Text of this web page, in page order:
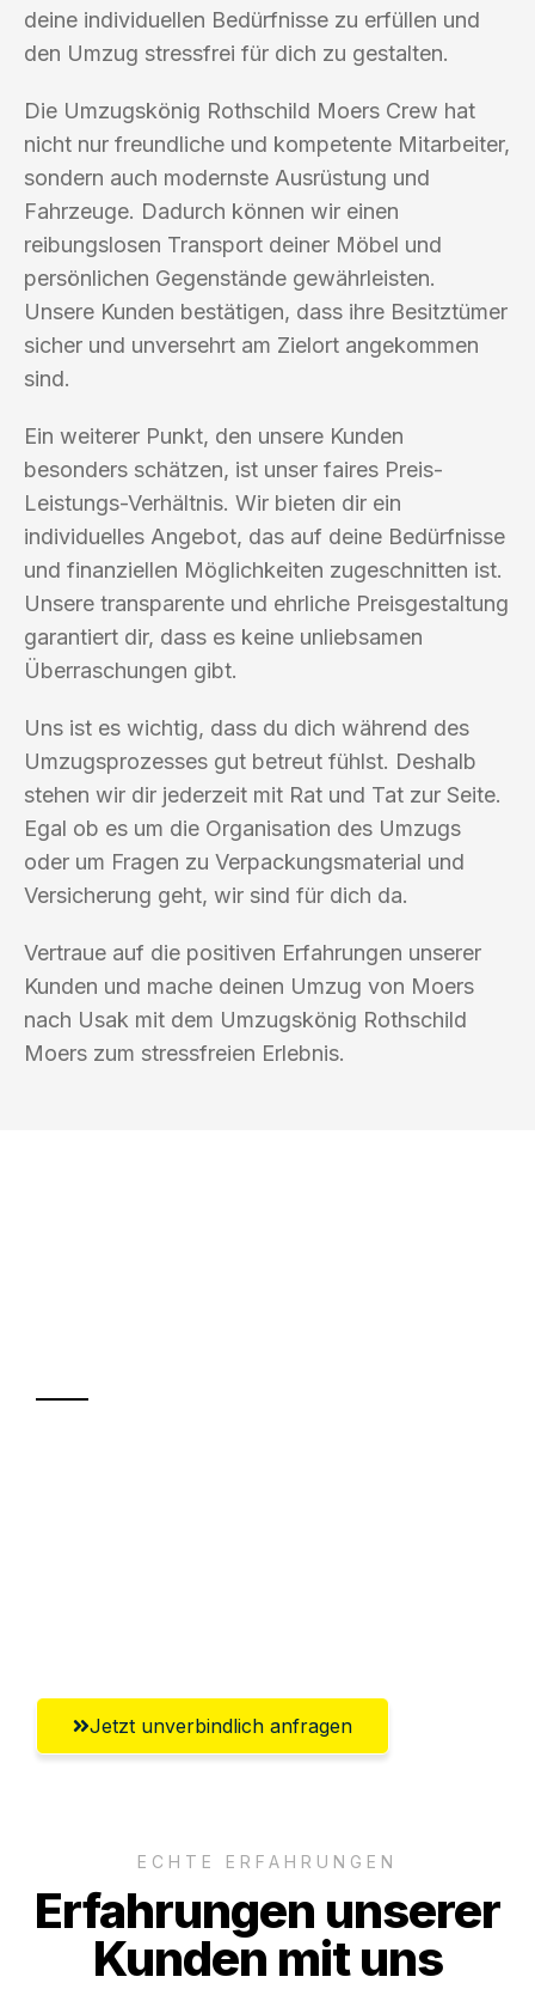
deine individuellen Bedürfnisse zu erfüllen und
den Umzug stressfrei für dich zu gestalten.
Die Umzugskönig Rothschild Moers Crew hat
nicht nur freundliche und kompetente Mitarbeiter,
sondern auch modernste Ausrüstung und
Fahrzeuge. Dadurch können wir einen
reibungslosen Transport deiner Möbel und
persönlichen Gegenstände gewährleisten.
Unsere Kunden bestätigen, dass ihre Besitztümer
sicher und unversehrt am Zielort angekommen
sind.
Ein weiterer Punkt, den unsere Kunden
besonders schätzen, ist unser faires Preis-
Leistungs-Verhältnis. Wir bieten dir ein
individuelles Angebot, das auf deine Bedürfnisse
und finanziellen Möglichkeiten zugeschnitten ist.
Unsere transparente und ehrliche Preisgestaltung
garantiert dir, dass es keine unliebsamen
Überraschungen gibt.
Uns ist es wichtig, dass du dich während des
Umzugsprozesses gut betreut fühlst. Deshalb
stehen wir dir jederzeit mit Rat und Tat zur Seite.
Egal ob es um die Organisation des Umzugs
oder um Fragen zu Verpackungsmaterial und
Versicherung geht, wir sind für dich da.
Vertraue auf die positiven Erfahrungen unserer
Kunden und mache deinen Umzug von Moers
nach Usak mit dem Umzugskönig Rothschild
Moers zum stressfreien Erlebnis.
Jetzt unverbindlich anfragen
ECHTE ERFAHRUNGEN
Erfahrungen unserer
Kunden mit uns